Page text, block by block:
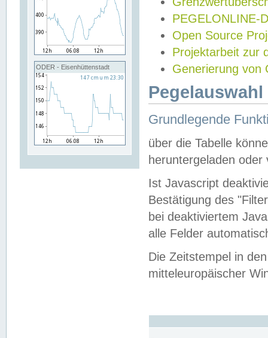
ODER - Eisenhüttenstadt
PEGELONLINE-
Open Source
Projektarbeit zur
Generierung von
Grundlegende
über die Tabelle
heruntergeladen oder
Ist Javascript
Bestätigung des
bei deaktiviertem
alle Felder
Die Zeitstempel in
mitteleuropäischer